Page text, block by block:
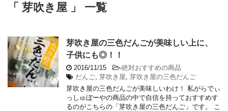
「 芽吹き屋 」 一覧
芽吹き屋の三色だんごが美味しい上に、
子供にも◎！！
2016/11/15 -絶対おすすめの商品
だんご 芽吹き屋 芽吹き屋の三色だんご
芽吹き屋の三色だんごが美味しいわけ！ 私がらでぃ
っしゅぼーやの商品の中で自信を持っておすすめす
るのがこちらの「芽吹き屋の三色だんご」です。 こ